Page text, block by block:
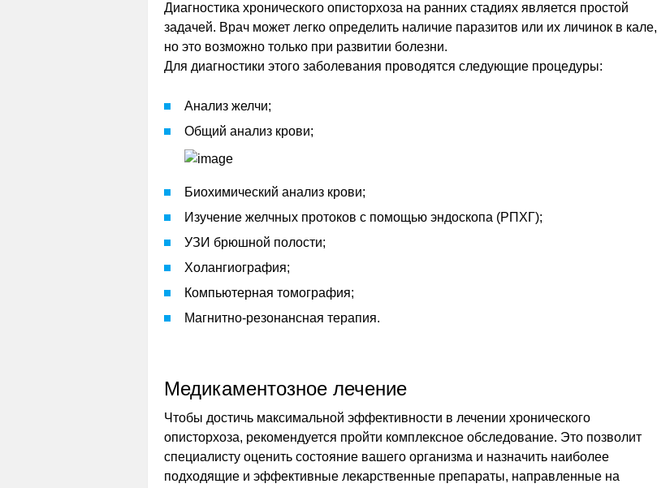
Диагностика хронического описторхоза на ранних стадиях является простой
задачей. Врач может легко определить наличие паразитов или их личинок в кале,
но это возможно только при развитии болезни.
Для диагностики этого заболевания проводятся следующие процедуры:
Анализ желчи;
Общий анализ крови;
Биохимический анализ крови;
Изучение желчных протоков с помощью эндоскопа (РПХГ);
УЗИ брюшной полости;
Холангиография;
Компьютерная томография;
Магнитно-резонансная терапия.
Медикаментозное лечение
Чтобы достичь максимальной эффективности в лечении хронического
описторхоза, рекомендуется пройти комплексное обследование. Это позволит
специалисту оценить состояние вашего организма и назначить наиболее
подходящие и эффективные лекарственные препараты, направленные на